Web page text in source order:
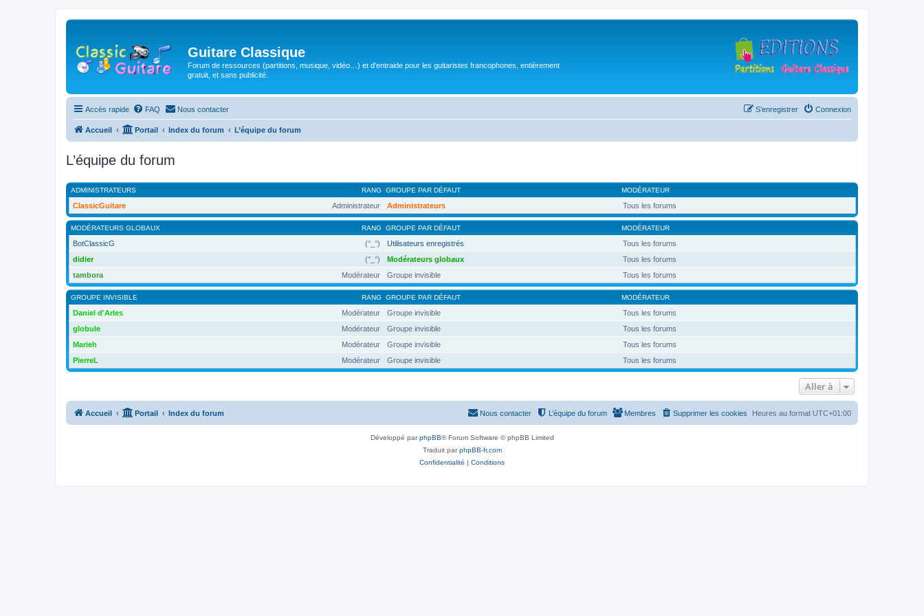
Guitare Classique
Forum de ressources (partitions, musique, vidéo…) et d'entraide pour les guitaristes francophones, entièrement
gratuit, et sans publicité.
Accès rapide FAQ Nous contacter Connexion
S’enregistrer
Accueil Portail Index du forum L’équipe du forum
L’équipe du forum
RANG
ADMINISTRATEURS GROUPE PAR DÉFAUT MODÉRATEUR
Administrateur
ClassicGuitare Administrateurs Tous les forums
RANG
MODÉRATEURS GLOBAUX GROUPE PAR DÉFAUT MODÉRATEUR
(°_°)
BotClassicG Utilisateurs enregistrés
Tous les forums
(°_°)
didier Modérateurs globaux
Tous les forums
Modérateur
tambora Groupe invisible Tous les forums
RANG
GROUPE INVISIBLE GROUPE PAR DÉFAUT MODÉRATEUR
Modérateur
Daniel d'Arles Groupe invisible
Tous les forums
Modérateur
globule Groupe invisible
Tous les forums
Modérateur
Marieh Groupe invisible
Tous les forums
Modérateur
PierreL Groupe invisible Tous les forums
Aller à
Accueil Portail Index du forum Heures au format UTC+01:00
Supprimer les cookies
Membres
L’équipe du forum
Nous contacter
Développé parphpBB® Forum Software © phpBB Limited
Traduit parphpBB-fr.com
Confidentialité | Conditions